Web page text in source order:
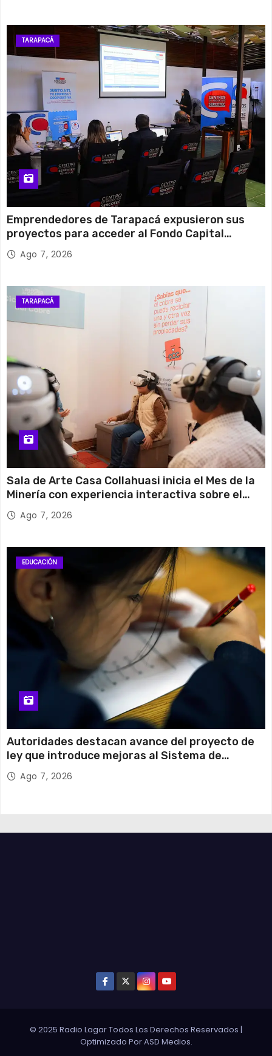
TARAPACÁ
Emprendedores de Tarapacá expusieron sus
proyectos para acceder al Fondo Capital
Semilla de SERCOTEC
Ago 7, 2026
TARAPACÁ
Sala de Arte Casa Collahuasi inicia el Mes de la
Minería con experiencia interactiva sobre el
cobreAgo 7, 2026
EDUCACIÓN
Autoridades destacan avance del proyecto de
ley que introduce mejoras al Sistema de
Admisión Escolar
Ago 7, 2026
© 2025 Radio Lagar Todos Los Derechos Reservados |
Optimizado PorASD Medios.